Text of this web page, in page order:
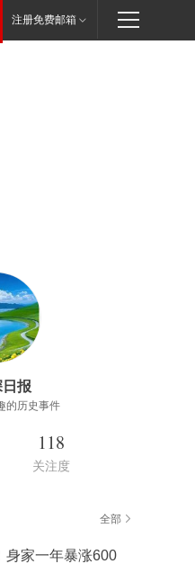
注册免费邮箱
报
的历史事件
118
关注度
全部
身家一年暴涨600